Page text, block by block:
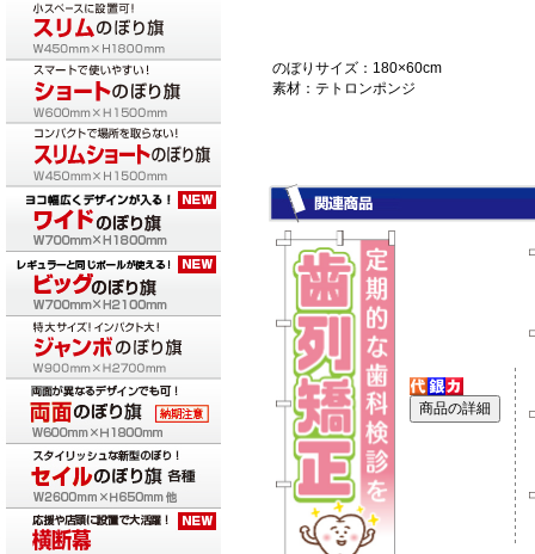
のぼりサイズ：180×60cm
素材：テトロンポンジ